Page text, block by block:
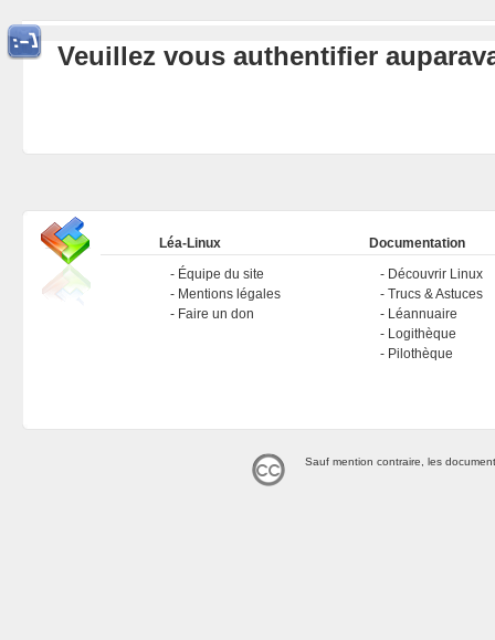
Veuillez vous authentifier
Léa-Linux
Équipe du site
Mentions légales
Faire un don
Documentation
Découvrir Linux
Trucs & Astuces
Léannuaire
Logithèque
Pilothèque
Sauf mention contraire, les